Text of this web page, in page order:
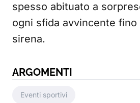
spesso abituato a
ogni sfida avvincente fino
sirena.
ARGOMENTI
Eventi sportivi